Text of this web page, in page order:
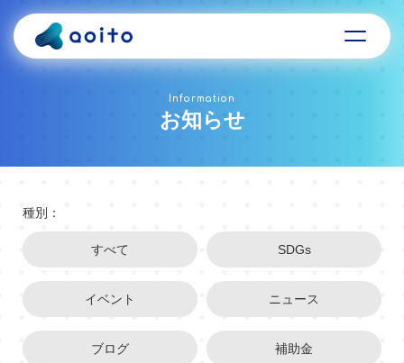
Information
お知らせ
種別：
すべて SDGs
イベント ニュース
ブログ 補助金